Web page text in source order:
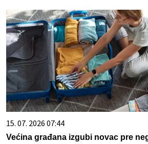
15. 07. 2026 07:44
Većina građana izgubi novac pre